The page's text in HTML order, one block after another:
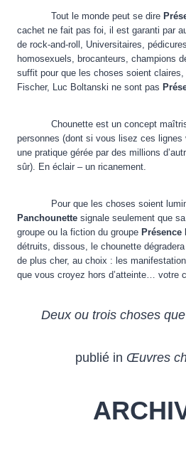
Tout le monde peut se dire
cachet ne fait pas foi, il est garanti par
de rock-and-roll, Universitaires,
homosexuels, brocanteurs, champions
suffit pour que les choses soient
Fischer, Luc Boltanski ne sont pas
Chounette est un concept
personnes (dont si vous lisez ces
une pratique gérée par des millions
sûr). En éclair – un ricanement.
Pour que les choses soient
Panchounette signale seulement que
groupe ou la fiction du groupe Présence
détruits, dissous, le chounette
de plus cher, au choix : les
que vous croyez hors d’atteinte… votre
Deux ou trois choses que
publié in Œuvres